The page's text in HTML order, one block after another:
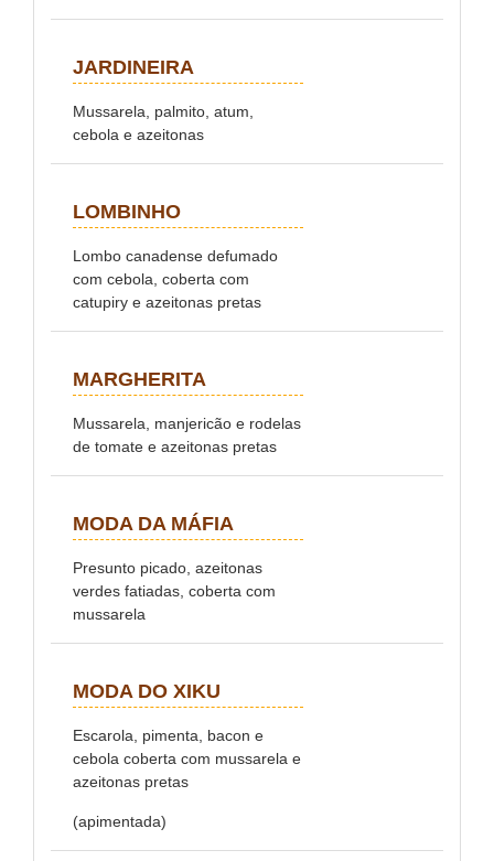
JARDINEIRA
Mussarela, palmito, atum,
cebola e azeitonas
LOMBINHO
Lombo canadense defumado
com cebola, coberta com
catupiry e azeitonas pretas
MARGHERITA
Mussarela, manjericão e rodelas
de tomate e azeitonas pretas
MODA DA MÁFIA
Presunto picado, azeitonas
verdes fatiadas, coberta com
mussarela
MODA DO XIKU
Escarola, pimenta, bacon e
cebola coberta com mussarela e
azeitonas pretas
(apimentada)